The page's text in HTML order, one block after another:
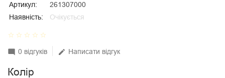
Артикул:
261307000
Наявність:
Очікується
star_border star_border star_border star_border star_border
mode_comment 0 відгуків edit Написати відгук
Колір